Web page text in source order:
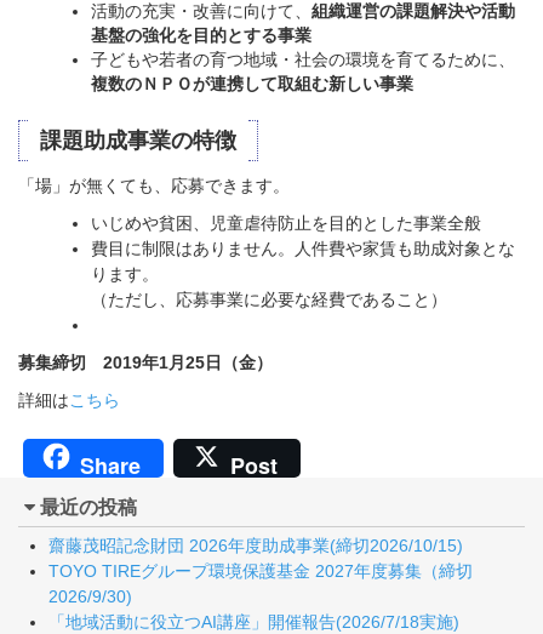
活動の充実・改善に向けて、 組織運営の課題解決や活動
基盤の強化を目的とする事業
子どもや若者の育つ地域・社会の環境を育てるために、
複数のＮＰＯが連携して取組む新しい事業
課題助成事業の特徴
「場」が無くても、応募できます。
いじめや貧困、児童虐待防止を目的とした事業全般
費目に制限はありません。人件費や家賃も助成対象とな
ります。
（ただし、応募事業に必要な経費であること）
募集締切 2019年1月25日（金）
詳細はこちら
Share Post
最近の投稿
齋藤茂昭記念財団 2026年度助成事業(締切2026/10/15)
TOYO TIREグループ環境保護基金 2027年度募集（締切
2026/9/30)
「地域活動に役立つAI講座」開催報告(2026/7/18実施)